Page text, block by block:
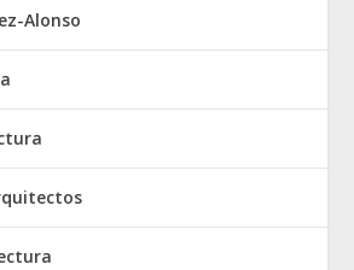
Alonso